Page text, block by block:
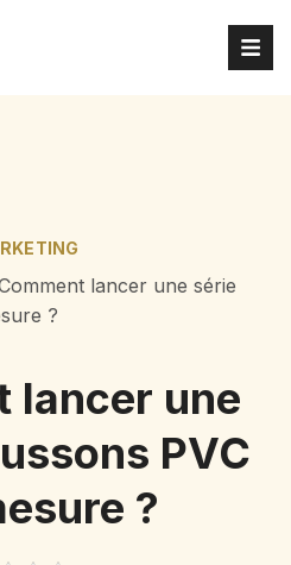
lancer une série
?
lancer une
PVC
?